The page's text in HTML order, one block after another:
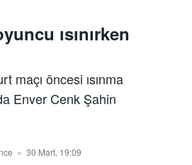
ısınırken
maçı öncesi ısınma
Enver Cenk Şahin
30 Mart, 19:09